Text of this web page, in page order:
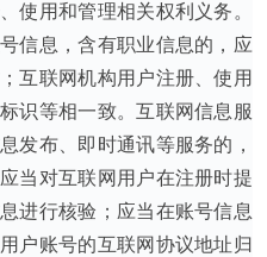
使用和管理相关权利义务。
信息，含有职业信息的，应
互联网机构用户注册、使用
识等相一致。互联网信息服
发布、即时通讯等服务的，
当对互联网用户在注册时提
进行核验；应当在账号信息
户账号的互联网协议地址归